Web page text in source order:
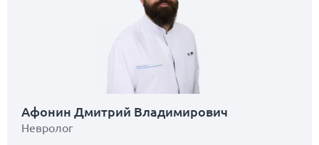
Афонин Дмитрий Владимирович
Невролог